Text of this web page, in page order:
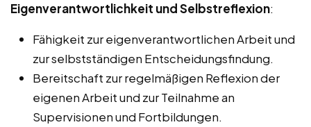
Eigenverantwortlichkeit und Selbstreflexion:
Fähigkeit zur eigenverantwortlichen Arbeit und
zur selbstständigen Entscheidungsfindung.
Bereitschaft zur regelmäßigen Reflexion der
eigenen Arbeit und zur Teilnahme an
Supervisionen und Fortbildungen.